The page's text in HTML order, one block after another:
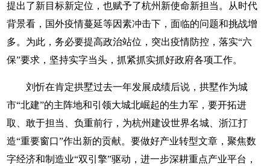
提出了新目标新定位，也赋予了杭州新使命新担当。从时代
背景看，国外疫情蔓延等因素冲击下，面临的问题和挑战增
多。为此，务必要提高政治站位，突出疫情防控，落实“六
保”要求，坚持实字当头，抓紧抓实抓好政府各项工作。
刘忻在肯定拱墅过去一年发展成绩后说，拱墅作为城
市“北建”的主阵地和引领大城北崛起的生力军，要开拓进
取、敢于担当、负重前行，为杭州建设世界名城、浙江打
造“重要窗口”作出新的贡献。要做好产业转型文章，聚焦数
字经济和制造业“双引擎”驱动，进一步深耕重点产业平台，